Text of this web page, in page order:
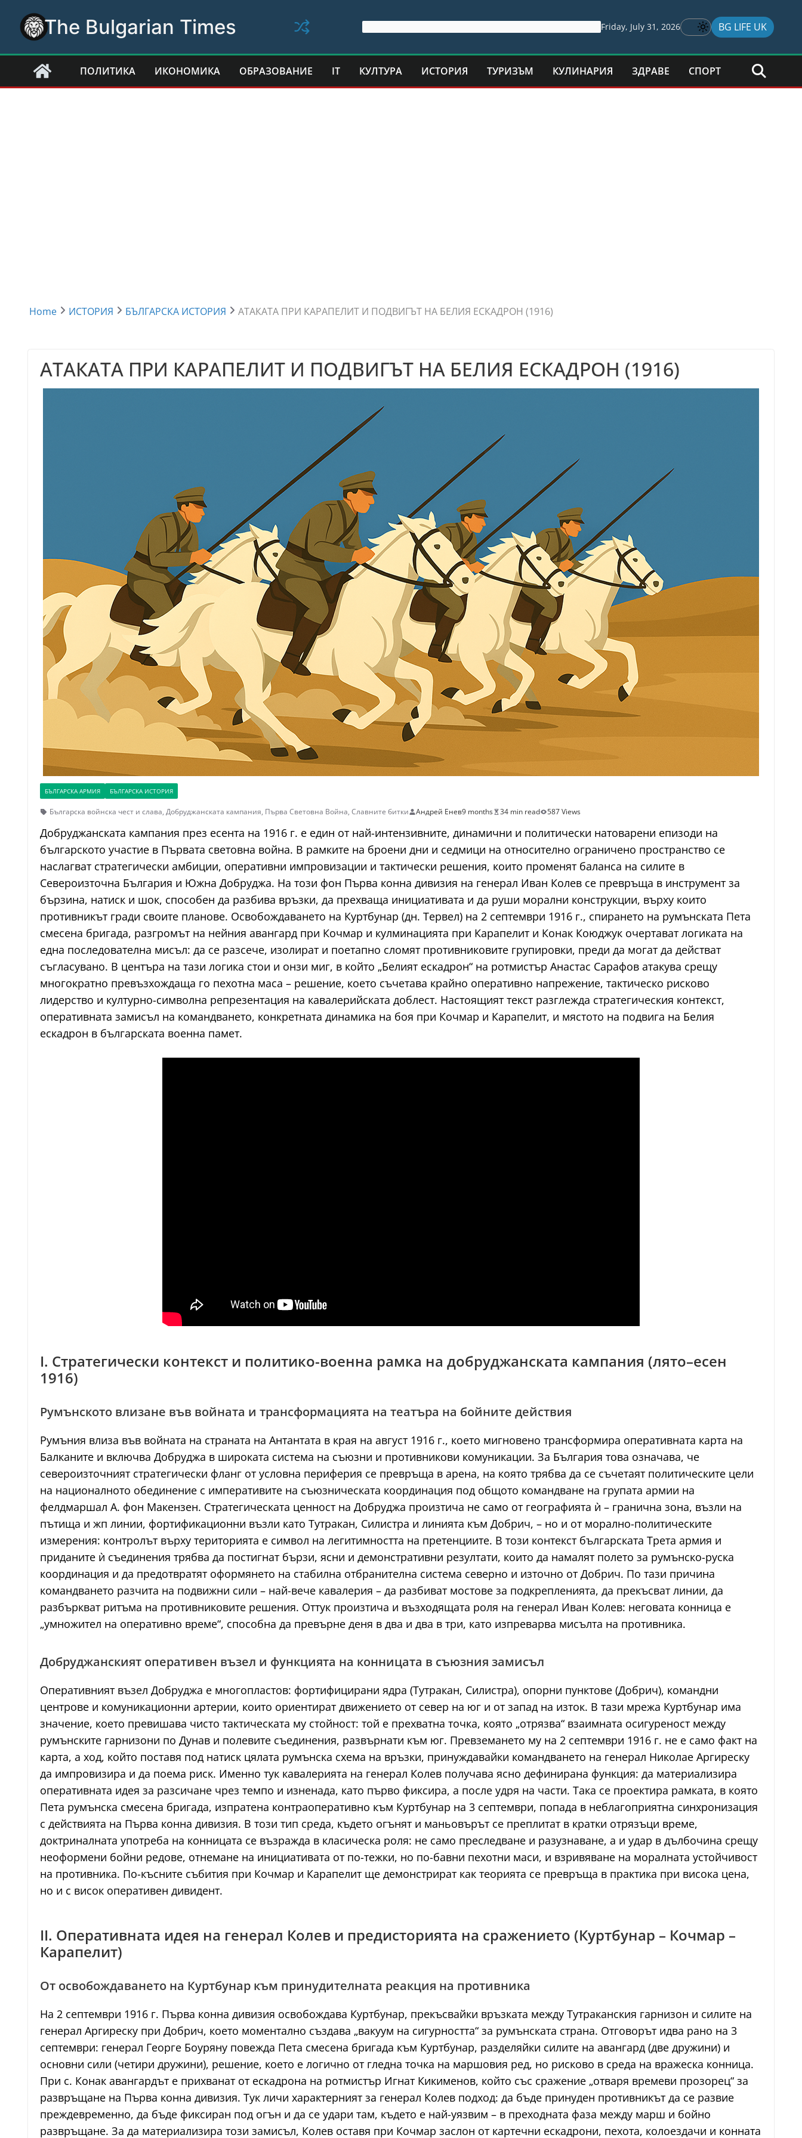
content
The Bulgarian Times Friday, July 31, 2026 BG LIFE UK
ПОЛИТИКА ИКОНОМИКА ОБРАЗОВАНИЕ IT КУЛТУРА ИСТОРИЯ ТУРИЗЪМ КУЛИНАРИЯ ЗДРАВЕ СПОРТ
Home ИСТОРИЯ БЪЛГАРСКА ИСТОРИЯ АТАКАТА ПРИ КАРАПЕЛИТ И ПОДВИГЪТ НА БЕЛИЯ ЕСКАДРОН (1916)
АТАКАТА ПРИ КАРАПЕЛИТ И ПОДВИГЪТ НА БЕЛИЯ ЕСКАДРОН (1916)
БЪЛГАРСКА АРМИЯ БЪЛГАРСКА ИСТОРИЯ
Българска войнска чест и слава, Добруджанската кампания, Първа Световна Война, Славните битки Андрей Енев9 months 34 min read 587 Views
Добруджанската кампания през есента на 1916 г. е един от най-интензивните, динамични и политически натоварени епизоди на
българското участие в Първата световна война. В рамките на броени дни и седмици на относително ограничено пространство се
наслагват стратегически амбиции, оперативни импровизации и тактически решения, които променят баланса на силите в
Североизточна България и Южна Добруджа. На този фон Първа конна дивизия на генерал Иван Колев се превръща в инструмент за
бързина, натиск и шок, способен да разбива връзки, да прехваща инициативата и да руши морални конструкции, върху които
противникът гради своите планове. Освобождаването на Куртбунар (дн. Тервел) на 2 септември 1916 г., спирането на румънската Пета
смесена бригада, разгромът на нейния авангард при Кочмар и кулминацията при Карапелит и Конак Коюджук очертават логиката на
една последователна мисъл: да се разсече, изолират и поетапно сломят противниковите групировки, преди да могат да действат
съгласувано. В центъра на тази логика стои и онзи миг, в който „Белият ескадрон“ на ротмистър Анастас Сарафов атакува срещу
многократно превъзхождаща го пехотна маса – решение, което съчетава крайно оперативно напрежение, тактическо рисково
лидерство и културно-символна репрезентация на кавалерийската доблест. Настоящият текст разглежда стратегическия контекст,
оперативната замисъл на командването, конкретната динамика на боя при Кочмар и Карапелит, и мястото на подвига на Белия
ескадрон в българската военна памет.
I. Стратегически контекст и политико-военна рамка на добруджанската кампания (лято–есен
1916)
Румънското влизане във войната и трансформацията на театъра на бойните действия
Румъния влиза във войната на страната на Антантата в края на август 1916 г., което мигновено трансформира оперативната карта на
Балканите и включва Добруджа в широката система на съюзни и противникови комуникации. За България това означава, че
североизточният стратегически фланг от условна периферия се превръща в арена, на която трябва да се съчетаят политическите цели
на националното обединение с императивите на съюзническата координация под общото командване на групата армии на
фелдмаршал А. фон Макензен. Стратегическата ценност на Добруджа произтича не само от географията ѝ – гранична зона, възли на
пътища и жп линии, фортификационни възли като Тутракан, Силистра и линията към Добрич, – но и от морално-политическите
измерения: контролът върху територията е символ на легитимността на претенциите. В този контекст българската Трета армия и
приданите ѝ съединения трябва да постигнат бързи, ясни и демонстративни резултати, които да намалят полето за румънско-руска
координация и да предотвратят оформянето на стабилна отбранителна система северно и източно от Добрич. По тази причина
командването разчита на подвижни сили – най-вече кавалерия – да разбиват мостове за подкрепленията, да прекъсват линии, да
разбъркват ритъма на противниковите решения. Оттук произтича и възходящата роля на генерал Иван Колев: неговата конница е
„умножител на оперативно време“, способна да превърне деня в два и два в три, като изпреварва мисълта на противника.
Добруджанският оперативен възел и функцията на конницата в съюзния замисъл
Оперативният възел Добруджа е многопластов: фортифицирани ядра (Тутракан, Силистра), опорни пунктове (Добрич), командни
центрове и комуникационни артерии, които ориентират движението от север на юг и от запад на изток. В тази мрежа Куртбунар има
значение, което превишава чисто тактическата му стойност: той е прехватна точка, която „отрязва“ взаимната осигуреност между
румънските гарнизони по Дунав и полевите съединения, развърнати към юг. Превземането му на 2 септември 1916 г. не е само факт на
карта, а ход, който поставя под натиск цялата румънска схема на връзки, принуждавайки командването на генерал Николае Аргиреску
да импровизира и да поема риск. Именно тук кавалерията на генерал Колев получава ясно дефинирана функция: да материализира
оперативната идея за разсичане чрез темпо и изненада, като първо фиксира, а после удря на части. Така се проектира рамката, в която
Пета румънска смесена бригада, изпратена контраоперативно към Куртбунар на 3 септември, попада в неблагоприятна синхронизация
с действията на Първа конна дивизия. В този тип среда, където огънят и маньовърът се преплитат в кратки отрязъци време,
доктриналната употреба на конницата се възражда в класическа роля: не само преследване и разузнаване, а и удар в дълбочина срещу
неоформени бойни редове, отнемане на инициативата от по-тежки, но по-бавни пехотни маси, и взривяване на моралната устойчивост
на противника. По-късните събития при Кочмар и Карапелит ще демонстрират как теорията се превръща в практика при висока цена,
но и с висок оперативен дивидент.
II. Оперативната идея на генерал Колев и предисторията на сражението (Куртбунар – Кочмар –
Карапелит)
От освобождаването на Куртбунар към принудителната реакция на противника
На 2 септември 1916 г. Първа конна дивизия освобождава Куртбунар, прекъсвайки връзката между Тутраканския гарнизон и силите на
генерал Аргиреску при Добрич, което моментално създава „вакуум на сигурността“ за румънската страна. Отговорът идва рано на 3
септември: генерал Георге Боуряну повежда Пета смесена бригада към Куртбунар, разделяйки силите на авангард (две дружини) и
основни сили (четири дружини), решение, което е логично от гледна точка на маршовия ред, но рисково в среда на вражеска конница.
При с. Конак авангардът е прихванат от ескадрона на ротмистър Игнат Кикименов, който със сражение „отваря времеви прозорец“ за
развръщане на Първа конна дивизия. Тук личи характерният за генерал Колев подход: да бъде принуден противникът да се развие
преждевременно, да бъде фиксиран под огън и да се удари там, където е най-уязвим – в преходната фаза между марш и бойно
развръщане. За да материализира този замисъл, Колев оставя при Кочмар заслон от картечни ескадрони, пехота, колоездачи и конната